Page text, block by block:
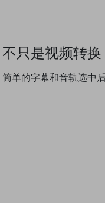
不只是视频转换
简单的字幕和音轨选中